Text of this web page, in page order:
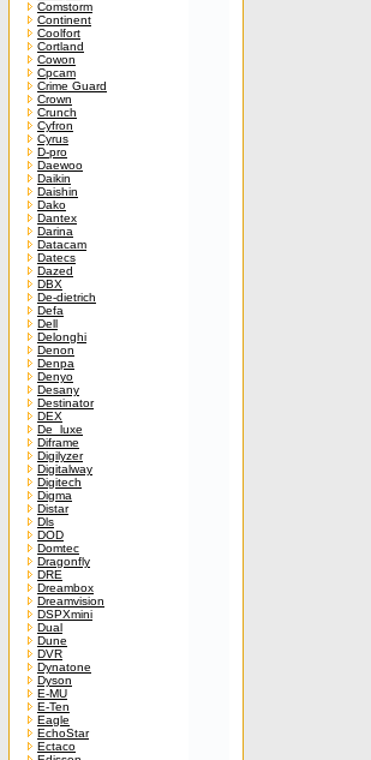
Comstorm
Continent
Coolfort
Cortland
Cowon
Cpcam
Crime Guard
Crown
Crunch
Cyfron
Cyrus
D-pro
Daewoo
Daikin
Daishin
Dako
Dantex
Darina
Datacam
Datecs
Dazed
DBX
De-dietrich
Defa
Dell
Delonghi
Denon
Denpa
Denyo
Desany
Destinator
DEX
De_luxe
Diframe
Digilyzer
Digitalway
Digitech
Digma
Distar
Dls
DOD
Domtec
Dragonfly
DRE
Dreambox
Dreamvision
DSPXmini
Dual
Dune
DVR
Dynatone
Dyson
E-MU
E-Ten
Eagle
EchoStar
Ectaco